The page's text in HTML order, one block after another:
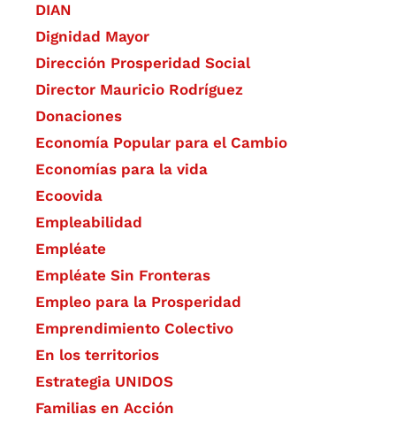
DIAN
Dignidad Mayor
Dirección Prosperidad Social
Director Mauricio Rodríguez
Donaciones
Economía Popular para el Cambio
Economías para la vida
Ecoovida
Empleabilidad
Empléate
Empléate Sin Fronteras
Empleo para la Prosperidad
Emprendimiento Colectivo
En los territorios
Estrategia UNIDOS
Familias en Acción